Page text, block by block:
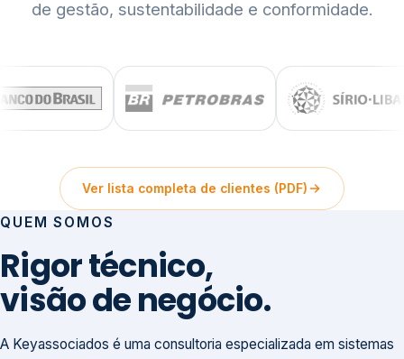
de gestão, sustentabilidade e conformidade.
Ver lista completa de clientes (PDF)
QUEM SOMOS
Rigor técnico,
visão de negócio.
A Keyassociados é uma consultoria especializada em sistemas